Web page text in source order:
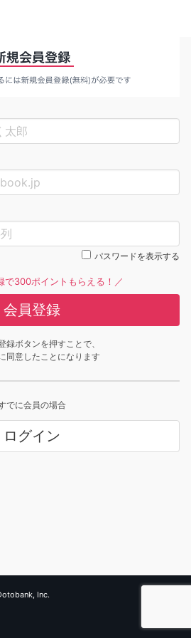
パスワードを表示する
で300ポイントもらえる！／
会員登録
録ボタンを押すことで、
同意したことになります
でに会員の場合
ログイン
Inc.